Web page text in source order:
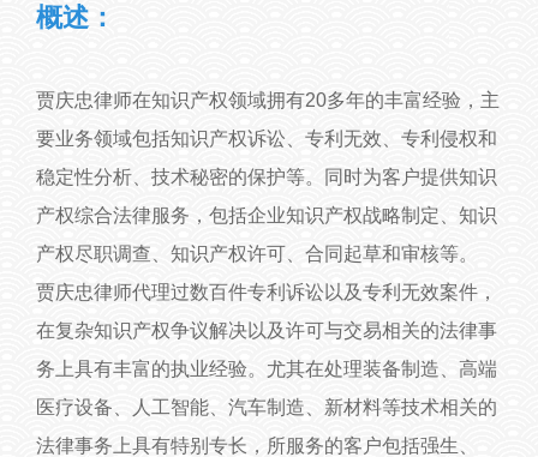
概述：
贾庆忠律师在知识产权领域拥有20多年的丰富经验，主
要业务领域包括知识产权诉讼、专利无效、专利侵权和
稳定性分析、技术秘密的保护等。同时为客户提供知识
产权综合法律服务，包括企业知识产权战略制定、知识
产权尽职调查、知识产权许可、合同起草和审核等。
贾庆忠律师代理过数百件专利诉讼以及专利无效案件，
在复杂知识产权争议解决以及许可与交易相关的法律事
务上具有丰富的执业经验。尤其在处理装备制造、高端
医疗设备、人工智能、汽车制造、新材料等技术相关的
法律事务上具有特别专长，所服务的客户包括强生、